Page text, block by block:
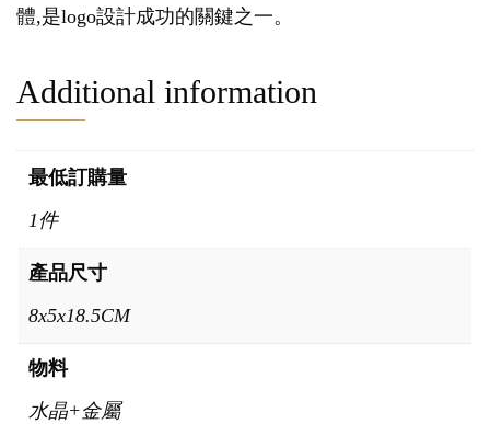
體,是logo設計成功的關鍵之一。
Additional information
最低訂購量
1件
產品尺寸
8x5x18.5CM
物料
水晶+金屬